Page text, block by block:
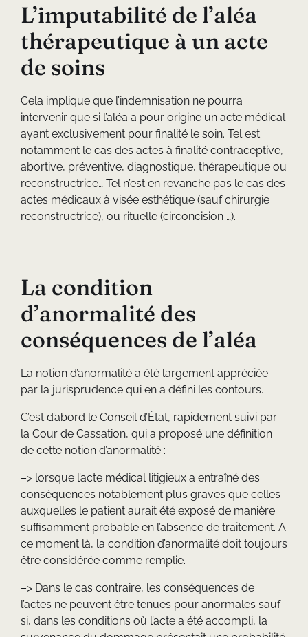
L’imputabilité de l’aléa
thérapeutique à un acte
de soins
Cela implique que l’indemnisation ne pourra
intervenir que si l’aléa a pour origine un acte médical
ayant exclusivement pour finalité le soin. Tel est
notamment le cas des actes à finalité contraceptive,
abortive, préventive, diagnostique, thérapeutique ou
reconstructrice… Tel n’est en revanche pas le cas des
actes médicaux à visée esthétique (sauf chirurgie
reconstructrice), ou rituelle (circoncision …).
La condition
d’anormalité des
conséquences de l’aléa
La notion d’anormalité a été largement appréciée
par la jurisprudence qui en a défini les contours.
C’est d’abord le Conseil d’État, rapidement suivi par
la Cour de Cassation, qui a proposé une définition
de cette notion d’anormalité :
–> lorsque l’acte médical litigieux a entraîné des
conséquences notablement plus graves que celles
auxquelles le patient aurait été exposé de manière
suffisamment probable en l’absence de traitement. A
ce moment là, la condition d’anormalité doit toujours
être considérée comme remplie.
–> Dans le cas contraire, les conséquences de
l’actes ne peuvent être tenues pour anormales sauf
si, dans les conditions où l’acte a été accompli, la